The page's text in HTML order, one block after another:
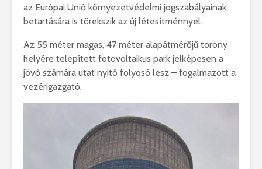
az Európai Unió környezetvédelmi jogszabályainak
betartására is törekszik az új létesítménnyel.
Az 55 méter magas, 47 méter alapátmérőjű torony
helyére telepített fotovoltaikus park jelképesen a
jövő számára utat nyitó folyosó lesz – fogalmazott a
vezérigazgató.